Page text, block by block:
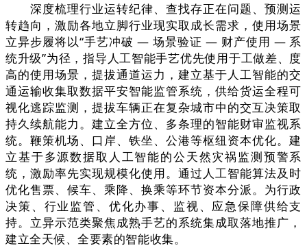
深度梳理行业运转纪律、查找存正在问题、预测运
转趋向，激励各地立脚行业现实取成长需求，使用场景
立异步履将以“手艺冲破 — 场景验证 — 财产使用 — 系
统升级”为径，指导人工智能手艺优先使用于工做差、度
高的使用场景，提拔通道运力，建立基于人工智能的交
通运输收集取数据平安智能监管系统，供给货运全程可
视化逃踪监测，提拔车辆正在复杂城市中的交互决策取
持久续航能力。建立全方位、多条理的智能财审监视系
统。鞭策机场、口岸、铁坐、公港等枢纽资本优化。建
立基于多源数据取人工智能的公天然灾祸监测预警系
统，激励率先实现规模化使用。通过人工智能算法及时
优化售票、候车、乘降、换乘等环节资本分派。为行政
决策、行业监管、优化办事、监视、应急保障供给支
持。立异示范类聚焦成熟手艺的系统集成取落地推广，
建立全天候、全要素的智能收集。